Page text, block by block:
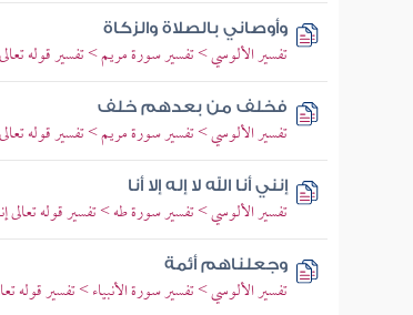
وأوصاني بالصلاة والزكاة
تفسير الألوسي > تفسير سورة مريم > تفسير قوله
فخلف من بعدهم خلف
تفسير الألوسي > تفسير سورة مريم > تفسير قوله
إنني أنا الله لا إله إلا أنا
تفسير الألوسي > تفسير سورة طه > تفسير قوله تعالى
وجعلناهم أئمة
تفسير الألوسي > تفسير سورة الأنبياء > تفسير قوله